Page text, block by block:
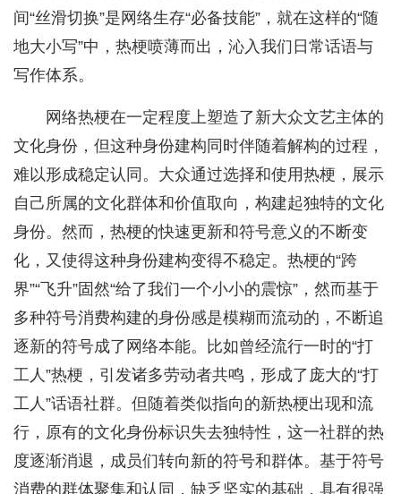
间“丝滑切换”是网络生存“必备技能”，就在这样的“随
地大小写”中，热梗喷薄而出，沁入我们日常话语与
写作体系。
网络热梗在一定程度上塑造了新大众文艺主体的
文化身份，但这种身份建构同时伴随着解构的过程，
难以形成稳定认同。大众通过选择和使用热梗，展示
自己所属的文化群体和价值取向，构建起独特的文化
身份。然而，热梗的快速更新和符号意义的不断变
化，又使得这种身份建构变得不稳定。热梗的“跨
界”“飞升”固然“给了我们一个小小的震惊”，然而基于
多种符号消费构建的身份感是模糊而流动的，不断追
逐新的符号成了网络本能。比如曾经流行一时的“打
工人”热梗，引发诸多劳动者共鸣，形成了庞大的“打
工人”话语社群。但随着类似指向的新热梗出现和流
行，原有的文化身份标识失去独特性，这一社群的热
度逐渐消退，成员们转向新的符号和群体。基于符号
消费的群体聚集和认同，缺乏坚实的基础，具有很强